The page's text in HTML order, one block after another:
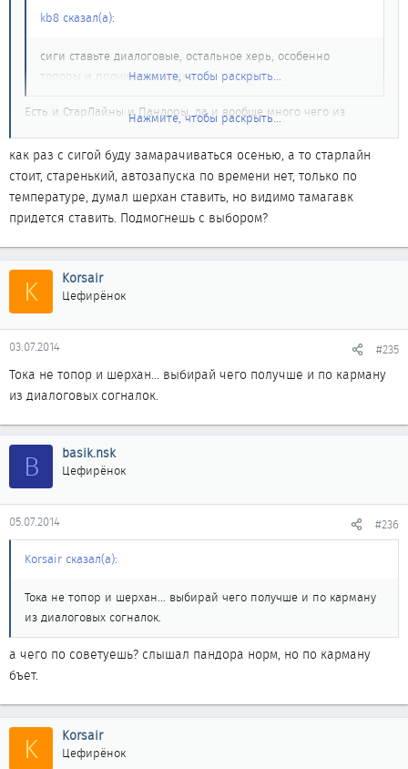
kb8 сказал(а):
сиги ставьте диалоговые, остальное херь, особенно
топоры и прочие шерханыНажмите, чтобы раскрыть...
Есть и СтарЛайны и Пандоры, да и вообще много чего из
Нажмите, чтобы раскрыть...
как раз с сигой буду замарачиваться осенью, а то старлайн
стоит, старенький, автозапуска по времени нет, только по
температуре, думал шерхан ставить, но видимо тамагавк
придется ставить. Подмогнешь с выбором?
K Korsair
Цефирёнок
03.07.2014 #235
Тока не топор и шерхан... выбирай чего получше и по карману
из диалоговых согналок.
B basik.nsk
Цефирёнок
05.07.2014 #236
Korsair сказал(а):
Тока не топор и шерхан... выбирай чего получше и по карману
из диалоговых согналок.
а чего по советуешь? слышал пандора норм, но по карману
бъет.
K Korsair
Цефирёнок